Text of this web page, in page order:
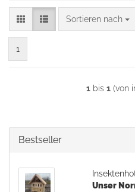
Sortieren nach
Sortieren nach
1
1bis 1(von
Bestseller
Unser